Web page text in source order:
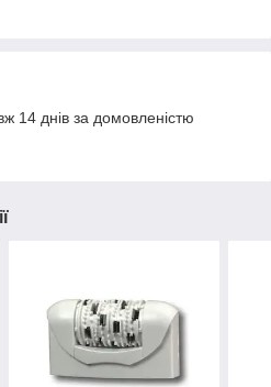
14 днів за домовленістю